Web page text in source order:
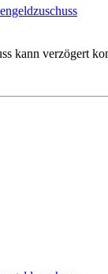
kann verzögert